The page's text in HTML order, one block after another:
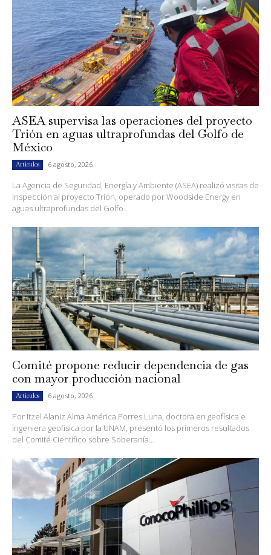
ASEA supervisa las operaciones del proyecto
Trión en aguas ultraprofundas del Golfo de
México
Artículos 6 agosto, 2026
La Agencia de Seguridad, Energía y Ambiente (ASEA) realizó visitas de
inspección al proyecto Trión, operado por Woodside Energy en
aguas ultraprofundas del Golfo...
Comité propone reducir dependencia de gas
con mayor producción nacional
Artículos 6 agosto, 2026
Por Itzel Alaniz Alma América Porres Luna, doctora en geofísica e
ingeniera geofísica por la UNAM, presentó los primeros resultados
del Comité Científico sobre Soberanía...